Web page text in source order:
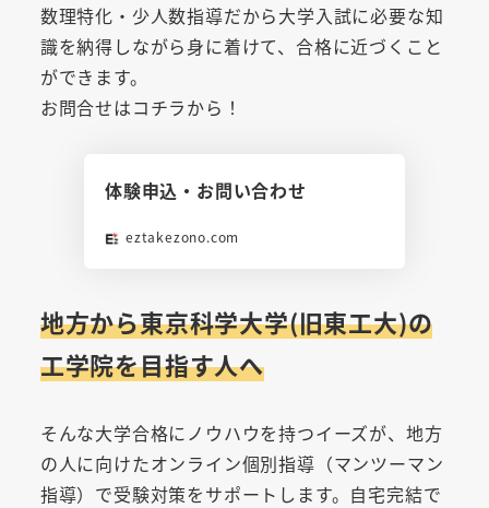
数理特化・少人数指導だから大学入試に必要な知
識を納得しながら身に着けて、合格に近づくこと
ができます。
お問合せはコチラから！
体験申込・お問い合わせ
eztakezono.com
地方から東京科学大学(旧東工大)の
工学院を目指す人へ
そんな大学合格にノウハウを持つイーズが、地方
の人に向けたオンライン個別指導（マンツーマン
指導）で受験対策をサポートします。自宅完結で